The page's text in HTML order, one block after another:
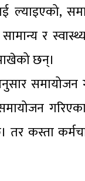
र
छन्।
समायोजन
तर कस्ता